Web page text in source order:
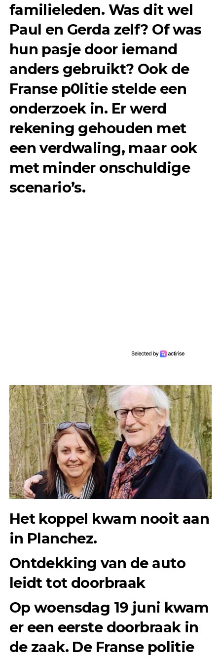
familieleden. Was dit wel
Paul en Gerda zelf? Of was
hun pasje door iemand
anders gebruikt? Ook de
Franse p0litie stelde een
onderzoek in. Er werd
rekening gehouden met
een verdwaling, maar ook
met minder onschuldige
scenario’s.
Het koppel kwam nooit aan
in Planchez.
Ontdekking van de auto
leidt tot doorbraak
Op woensdag 19 juni kwam
er een eerste doorbraak in
de zaak. De Franse politie